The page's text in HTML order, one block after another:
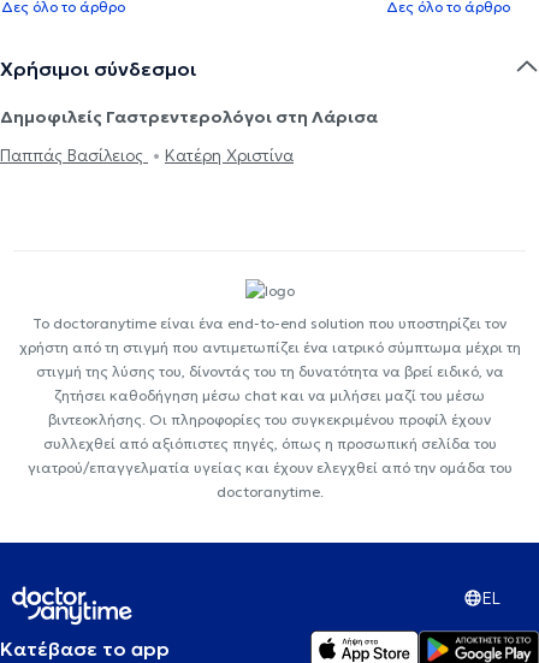
Δες όλο το άρθρο Δες όλο το άρθρο
Χρήσιμοι σύνδεσμοι
Δημοφιλείς Γαστρεντερολόγοι στη Λάρισα
Παππάς Βασίλειος
Κατέρη Χριστίνα
Το doctoranytime είναι ένα end-to-end solution που υποστηρίζει τον
χρήστη από τη στιγμή που αντιμετωπίζει ένα ιατρικό σύμπτωμα μέχρι τη
στιγμή της λύσης του, δίνοντάς του τη δυνατότητα να βρεί ειδικό, να
ζητήσει καθοδήγηση μέσω chat και να μιλήσει μαζί του μέσω
βιντεοκλήσης. Οι πληροφορίες του συγκεκριμένου προφίλ έχουν
συλλεχθεί από αξιόπιστες πηγές, όπως η προσωπική σελίδα του
γιατρού/επαγγελματία υγείας και έχουν ελεγχθεί από την ομάδα του
doctoranytime.
EL
Κατέβασε το app